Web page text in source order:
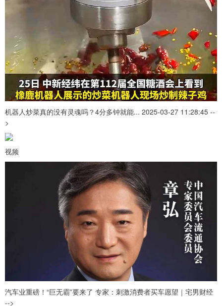
机器人炒菜真的没有灵魂吗？4分多钟就能... 2025-03-27 11:28:45 --
>
视频
汽车业重磅！“巨无霸”要来了 专家：刺激消费者买车愿望｜宅男财经
-->